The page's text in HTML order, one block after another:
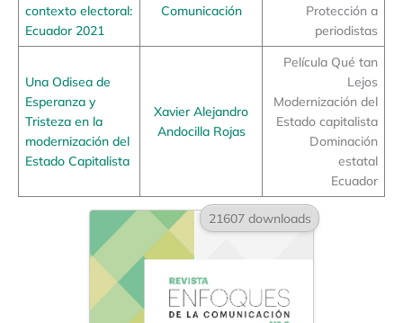
contexto electoral:
Ecuador 2021
Comunicación
Protección a
periodistas
Una Odisea de
Esperanza y
Tristeza en la
modernización del
Estado Capitalista
Xavier Alejandro
Andocilla Rojas
Película Qué tan
Lejos
Modernización del
Estado capitalista
Dominación
estatal
Ecuador
21607 downloads